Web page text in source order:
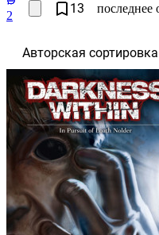
2 13 последнее